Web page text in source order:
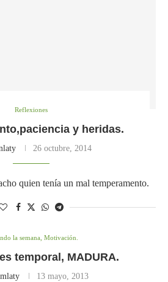
Reflexiones
y heridas.
26 octubre, 2014
quien tenía un mal temperamento.
la semana, Motivación.
temporal, MADURA.
13 mayo, 2013